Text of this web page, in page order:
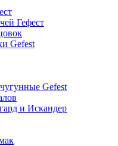
Гефест
Gefest
Gefest
и Искандер